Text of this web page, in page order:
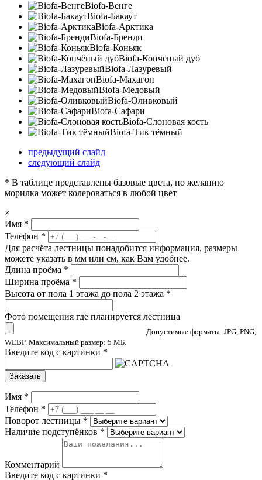
Biofa-Венге
Biofa-Бакаут
Biofa-Арктика
Biofa-Бренди
Biofa-Коньяк
Biofa-Копчёный дуб
Biofa-Лазуревый
Biofa-Махагон
Biofa-Медовый
Biofa-Оливковый
Biofa-Сафари
Biofa-Слоновая кость
Biofa-Тик тёмный
предыдущий слайд
следующий слайд
* В таблице представлены базовые цвета, по желанию
морилка может колероваться в любой цвет
×
Имя *
Телефон *
Для расчёта лестницы понадобится информация, размеры
можете указать в мм или см, как Вам удобнее.
Длина проёма *
Ширина проёма *
Высота от пола 1 этажа до пола 2 этажа *
Фото помещения где планируется лестница
Допустимые форматы: JPG, PNG,
WEBP. Максимальный размер: 5 МБ.
Введите код с картинки *
Заказать
Имя *
Телефон *
Поворот лестницы *
Наличие подступёнков *
Комментарий
Введите код с картинки *